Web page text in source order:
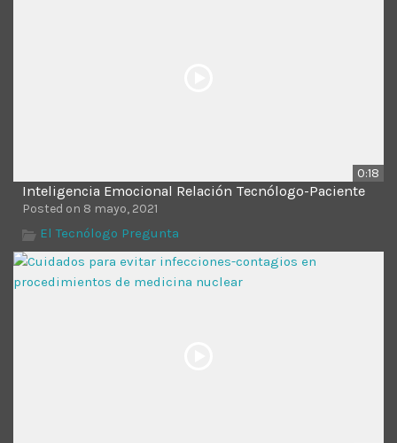
0:18
Inteligencia Emocional Relación Tecnólogo-Paciente
Posted on 8 mayo, 2021
El Tecnólogo Pregunta